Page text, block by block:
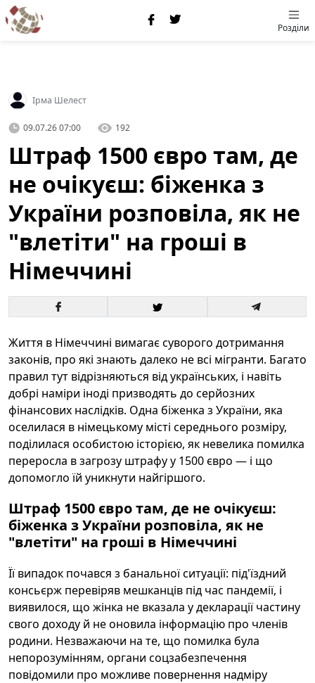
Розділи
Ірма Шелест
09.07.26 07:00 192
Штраф 1500 євро там, де
не очікуєш: біженка з
України розповіла, як не
"влетіти" на гроші в
Німеччині
Життя в Німеччині вимагає суворого дотримання
законів, про які знають далеко не всі мігранти. Багато
правил тут відрізняються від українських, і навіть
добрі наміри іноді призводять до серйозних
фінансових наслідків. Одна біженка з України, яка
оселилася в німецькому місті середнього розміру,
поділилася особистою історією, як невелика помилка
переросла в загрозу штрафу у 1500 євро — і що
допомогло їй уникнути найгіршого.
Штраф 1500 євро там, де не очікуєш:
біженка з України розповіла, як не
"влетіти" на гроші в Німеччині
Її випадок почався з банальної ситуації: під'їздний
консьєрж перевіряв мешканців під час пандемії, і
виявилося, що жінка не вказала у декларації частину
свого доходу й не оновила інформацію про членів
родини. Незважаючи на те, що помилка була
непорозумінням, органи соцзабезпечення
повідомили про можливе повернення надміру